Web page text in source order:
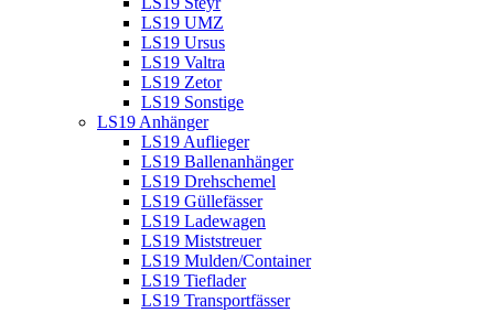
LS19 UMZ
LS19 Ursus
LS19 Valtra
LS19 Zetor
LS19 Sonstige
LS19 Anhänger
LS19 Auflieger
LS19 Ballenanhänger
LS19 Drehschemel
LS19 Güllefässer
LS19 Ladewagen
LS19 Miststreuer
LS19 Mulden/Container
LS19 Tieflader
LS19 Transportfässer